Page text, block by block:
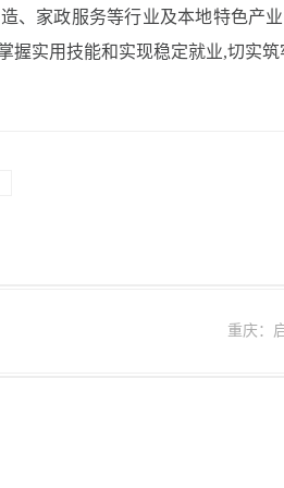
、家政服务等行业及本地特色产
握实用技能和实现稳定就业,切实
重庆：